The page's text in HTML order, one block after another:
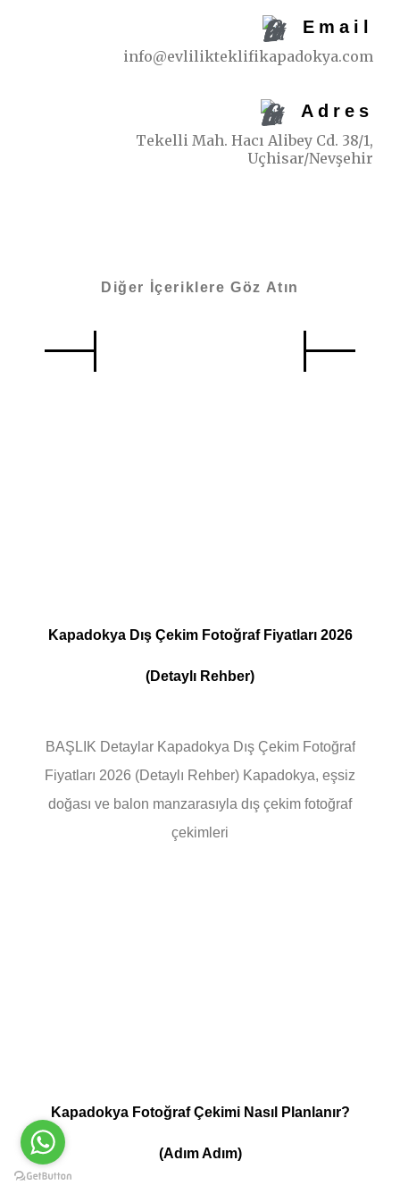
Email
info@evlilikteklifikapadokya.com
Adres
Tekelli Mah. Hacı Alibey Cd. 38/1,
Uçhisar/Nevşehir
Diğer İçeriklere Göz Atın
Kapadokya Dış Çekim Fotoğraf Fiyatları 2026
(Detaylı Rehber)
BAŞLIK Detaylar Kapadokya Dış Çekim Fotoğraf
Fiyatları 2026 (Detaylı Rehber) Kapadokya, eşsiz
doğası ve balon manzarasıyla dış çekim fotoğraf
çekimleri
Kapadokya Fotoğraf Çekimi Nasıl Planlanır?
(Adım Adım)